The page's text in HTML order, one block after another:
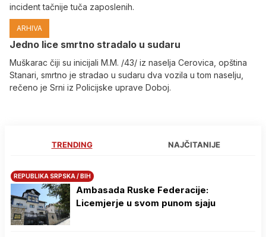
incident tačnije tuča zaposlenih.
ARHIVA
Јedno lice smrtno stradalo u sudaru
Muškarac čiji su inicijali M.M. /43/ iz naselja Cerovica, opština
Stanari, smrtno je stradao u sudaru dva vozila u tom naselju,
rečeno je Srni iz Policijske uprave Doboj.
TRENDING NAJČITANIJE
REPUBLIKA SRPSKA / BIH
Ambasada Ruske Federacije:
Licemjerje u svom punom sjaju